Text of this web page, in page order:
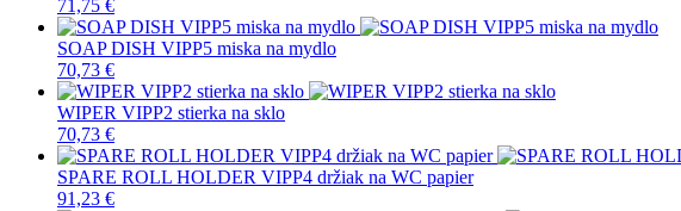
71,75 €
SOAP DISH VIPP5 miska na mydlo
70,73 €
WIPER VIPP2 stierka na sklo
70,73 €
SPARE ROLL HOLDER VIPP4 držiak na WC papier
91,23 €